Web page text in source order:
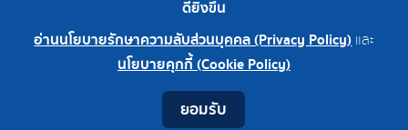
ดียิ่งขึ้น
อ่านนโยบายรักษาความลับส่วนบุคคล (Privacy Policy) และ
นโยบายคุกกี้ (Cookie Policy)
ยอมรับ
สำนักงานใหญ่ 0-2308-2102
โรงงาน 0-2324-0515-6
ContactYoutube
LINE